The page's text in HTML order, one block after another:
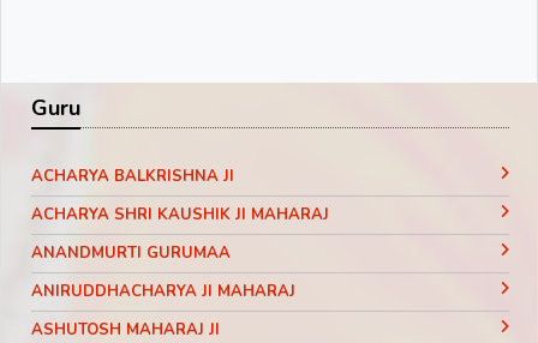
Guru
ACHARYA BALKRISHNA JI
ACHARYA SHRI KAUSHIK JI MAHARAJ
ANANDMURTI GURUMAA
ANIRUDDHACHARYA JI MAHARAJ
ASHUTOSH MAHARAJ JI